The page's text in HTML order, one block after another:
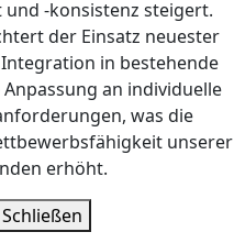
-konsistenz steigert.
der Einsatz neuester
in bestehende
an individuelle
was die
unserer
erhöht.
Schließen